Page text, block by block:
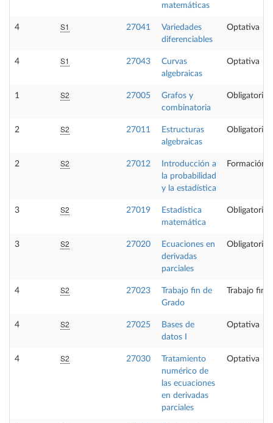
matemáticas
4 S1 27041
Variedades
diferenciables
Optativa
4 S1 27043
Curvas
algebraicas
Optativa
1 S2 27005
Grafos y
combinatoria
Obligatoria
2 S2 27011
Estructuras
algebraicas
Obligatoria
2 S2 27012
Introducción a
la probabilidad
y la estadística
Formación
3 S2 27019
Estadística
matemática
Obligatoria
3 S2 27020
Ecuaciones en
derivadas
parciales
Obligatoria
4 S2 27023
Trabajo fin de
Grado
Trabajo fin
4 S2 27025
Bases de
datos I
Optativa
4 S2 27030
Tratamiento
numérico de
las ecuaciones
en derivadas
parciales
Optativa